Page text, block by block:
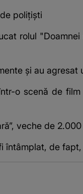
polițiști
rolul
și au agresat
o scenă de
veche de
întâmplat, de